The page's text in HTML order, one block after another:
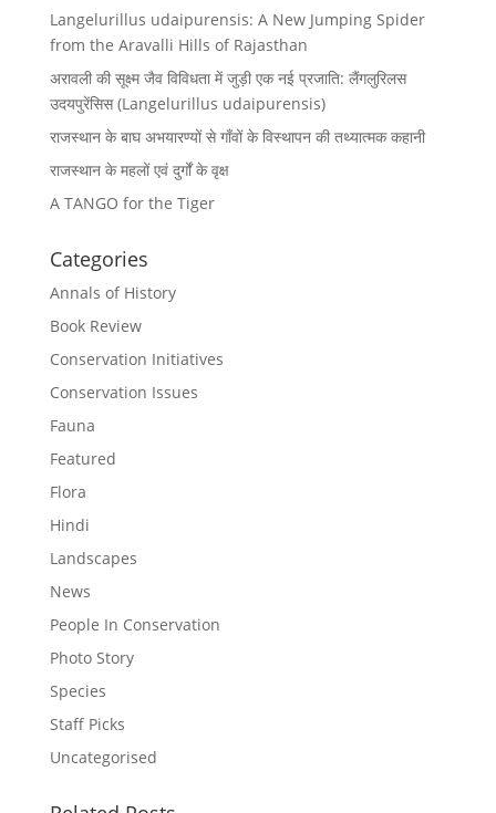
Langelurillus udaipurensis: A New Jumping Spider
from the Aravalli Hills of Rajasthan
अरावली की सूक्ष्म जैव विविधता में जुड़ी एक नई प्रजाति: लैंगलुरिलस
उदयपुरेंसिस (Langelurillus udaipurensis)
राजस्थान के बाघ अभयारण्यों से गाँवों के विस्थापन की तथ्यात्मक कहानी
राजस्थान के महलों एवं दुर्गों के वृक्ष
A TANGO for the Tiger
Categories
Annals of History
Book Review
Conservation Initiatives
Conservation Issues
Fauna
Featured
Flora
Hindi
Landscapes
News
People In Conservation
Photo Story
Species
Staff Picks
Uncategorised